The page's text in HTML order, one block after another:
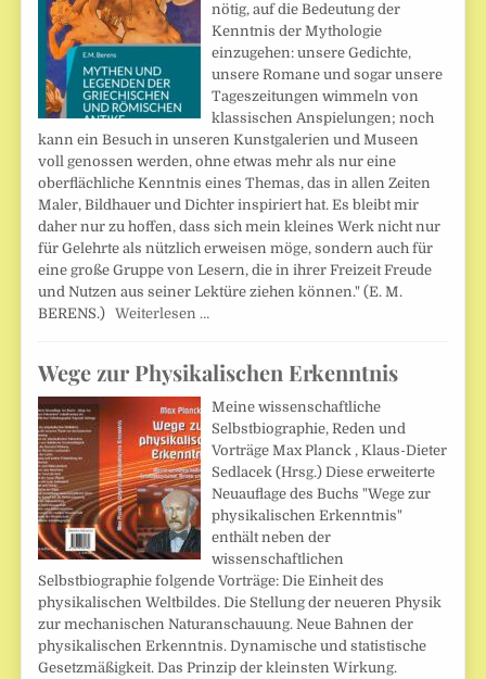
nötig, auf die Bedeutung der
Kenntnis der Mythologie
einzugehen: unsere Gedichte,
unsere Romane und sogar unsere
Tageszeitungen wimmeln von
klassischen Anspielungen; noch
kann ein Besuch in unseren Kunstgalerien und Museen
voll genossen werden, ohne etwas mehr als nur eine
oberflächliche Kenntnis eines Themas, das in allen Zeiten
Maler, Bildhauer und Dichter inspiriert hat. Es bleibt mir
daher nur zu hoffen, dass sich mein kleines Werk nicht nur
für Gelehrte als nützlich erweisen möge, sondern auch für
eine große Gruppe von Lesern, die in ihrer Freizeit Freude
und Nutzen aus seiner Lektüre ziehen können." (E. M.
BERENS.)Weiterlesen …
Wege zur Physikalischen Erkenntnis
Meine wissenschaftliche
Selbstbiographie, Reden und
Vorträge Max Planck , Klaus-Dieter
Sedlacek (Hrsg.) Diese erweiterte
Neuauflage des Buchs "Wege zur
physikalischen Erkenntnis"
enthält neben der
wissenschaftlichen
Selbstbiographie folgende Vorträge: Die Einheit des
physikalischen Weltbildes. Die Stellung der neueren Physik
zur mechanischen Naturanschauung. Neue Bahnen der
physikalischen Erkenntnis. Dynamische und statistische
Gesetzmäßigkeit. Das Prinzip der kleinsten Wirkung.